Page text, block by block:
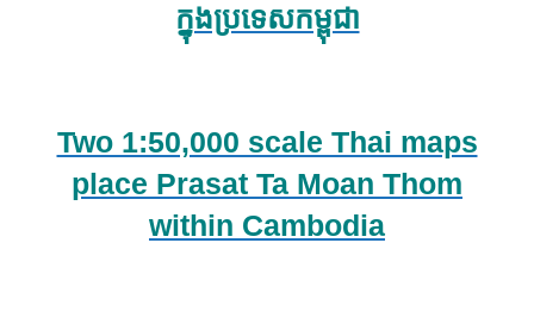
ក្នុងប្រទេសកម្ពុជា
Two 1:50,000 scale Thai maps
place Prasat Ta Moan Thom
within Cambodia